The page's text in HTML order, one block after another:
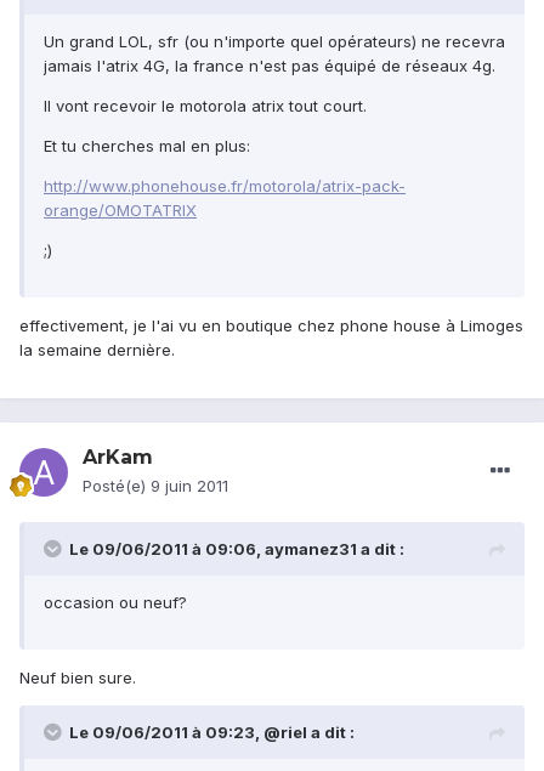
Un grand LOL, sfr (ou n'importe quel opérateurs) ne recevra
jamais l'atrix 4G, la france n'est pas équipé de réseaux 4g.
Il vont recevoir le motorola atrix tout court.
Et tu cherches mal en plus:
http://www.phonehouse.fr/motorola/atrix-pack-
orange/OMOTATRIX
;)
effectivement, je l'ai vu en boutique chez phone house à Limoges
la semaine dernière.
ArKam
Posté(e) 9 juin 2011
Le 09/06/2011 à 09:06, aymanez31 a dit :
occasion ou neuf?
Neuf bien sure.
Le 09/06/2011 à 09:23, @riel a dit :